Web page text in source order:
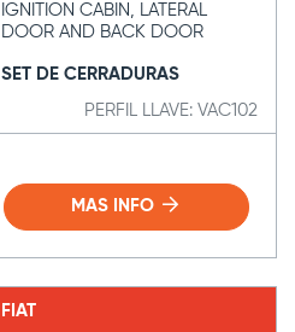
IGNITION CABIN, LATERAL
DOOR AND BACK DOOR
SET DE CERRADURAS
PERFIL LLAVE: VAC102
MAS INFO
FIAT